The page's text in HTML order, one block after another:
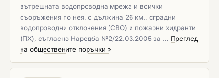
вътрешната водопроводна мрежа и всички
съоръжения по нея, с дължина 26 км., сградни
водопроводни отклонения (СВО) и пожарни хидранти
(ПХ), съгласно Наредба №2/22.03.2005 за … Преглед
на обществените поръчки »